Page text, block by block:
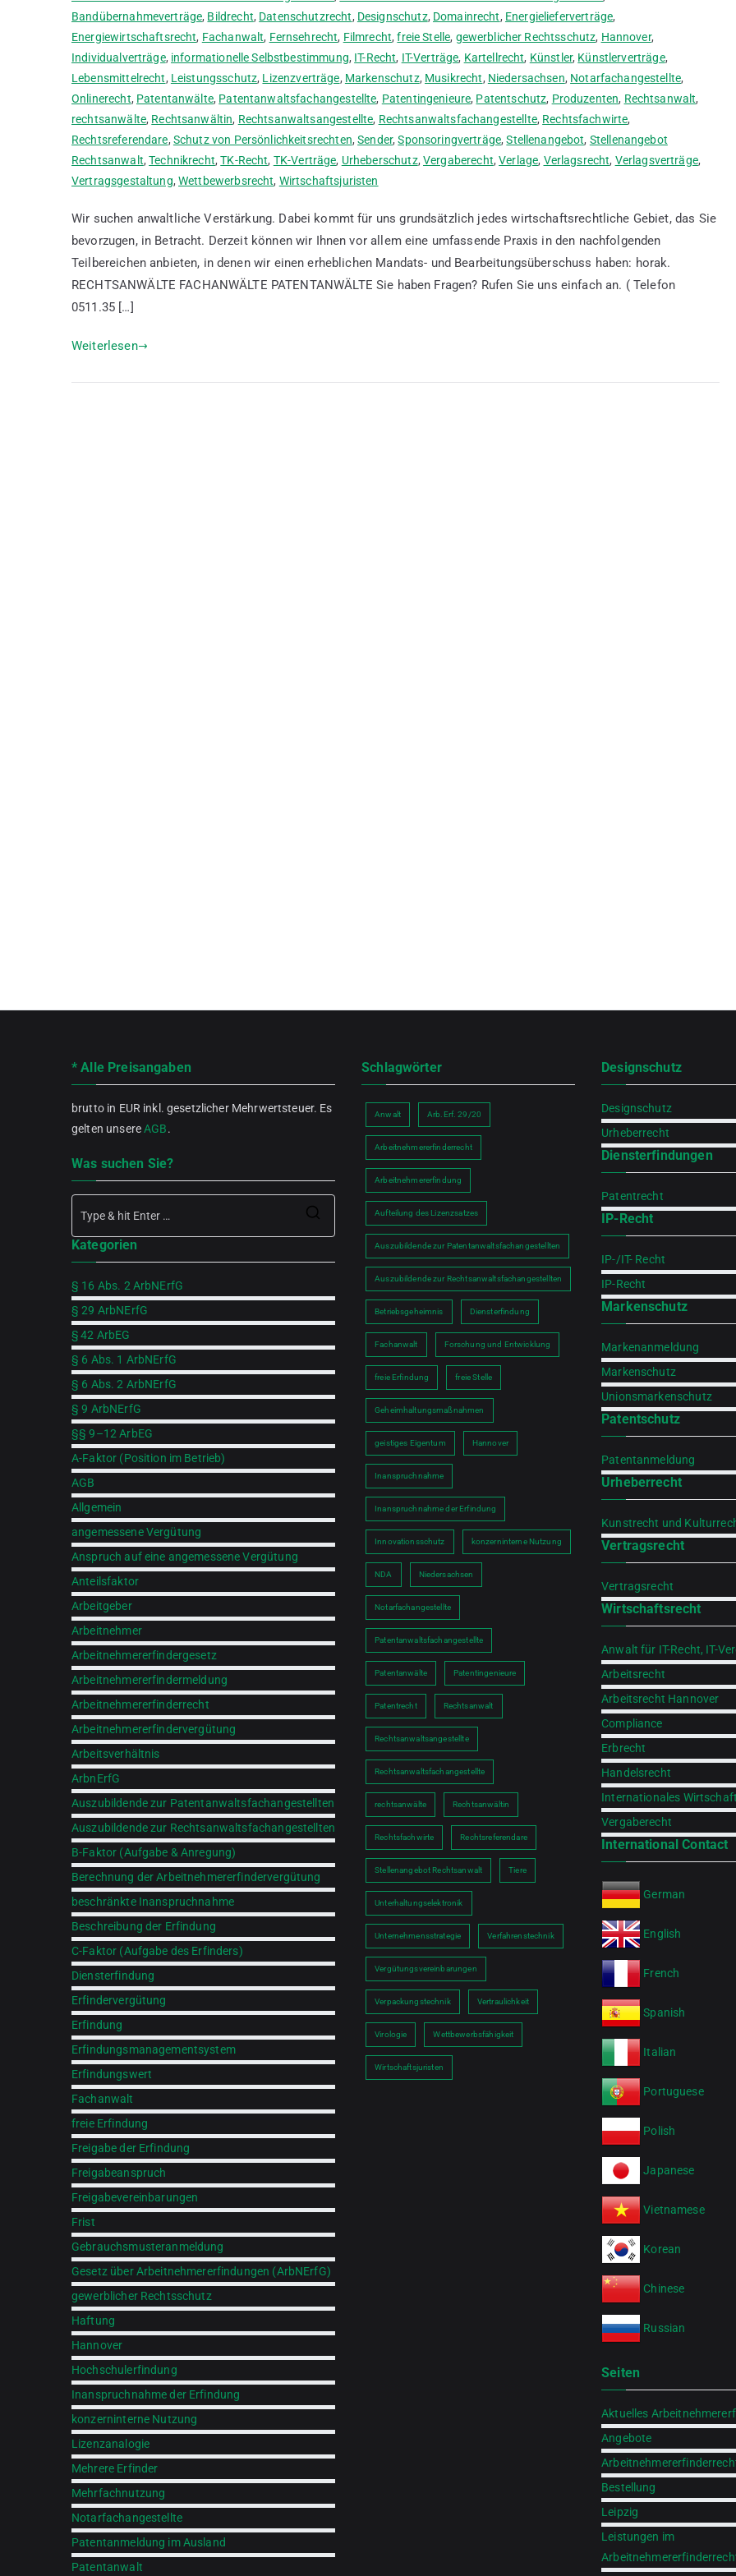
Bandübernahmeverträge, Bildrecht, Datenschutzrecht, Designschutz, Domainrecht, Energielieferverträge,
Energiewirtschaftsrecht, Fachanwalt, Fernsehrecht, Filmrecht,freie Stelle, gewerblicher Rechtsschutz, Hannover,
Individualverträge, informationelle Selbstbestimmung, IT-Recht, IT-Verträge, Kartellrecht, Künstler, Künstlerverträge,
Lebensmittelrecht, Leistungsschutz, Lizenzverträge, Markenschutz, Musikrecht, Niedersachsen, Notarfachangestellte,
Onlinerecht, Patentanwälte, Patentanwaltsfachangestellte, Patentingenieure, Patentschutz, Produzenten, Rechtsanwalt,
rechtsanwälte, Rechtsanwältin, Rechtsanwaltsangestellte, Rechtsanwaltsfachangestellte, Rechtsfachwirte,
Rechtsreferendare, Schutz von Persönlichkeitsrechten,Sender,Sponsoringverträge,Stellenangebot, Stellenangebot
Rechtsanwalt,Technikrecht,TK-Recht, TK-Verträge, Urheberschutz, Vergaberecht,Verlage, Verlagsrecht, Verlagsverträge,
Vertragsgestaltung,Wettbewerbsrecht, Wirtschaftsjuristen
Wir suchen anwaltliche Verstärkung. Dabei kommt für uns grundsätzlich jedes wirtschaftsrechtliche Gebiet, das Sie
bevorzugen, in Betracht. Derzeit können wir Ihnen vor allem eine umfassende Praxis in den nachfolgenden
Teilbereichen anbieten, in denen wir einen erheblichen Mandats- und Bearbeitungsüberschuss haben: horak.
RECHTSANWÄLTE FACHANWÄLTE PATENTANWÄLTE Sie haben Fragen? Rufen Sie uns einfach an. ( Telefon
0511.35 […]
Weiterlesen
* Alle Preisangaben
brutto in EUR inkl. gesetzlicher Mehrwertsteuer. Es
gelten unsereAGB.
Was suchen Sie?
Search
Kategorien
§ 16 Abs. 2 ArbNErfG
§ 29 ArbNErfG
§ 42 ArbEG
§ 6 Abs. 1 ArbNErfG
§ 6 Abs. 2 ArbNErfG
§ 9 ArbNErfG
§§ 9–12 ArbEG
A-Faktor (Position im Betrieb)
AGB
Allgemein
angemessene Vergütung
Anspruch auf eine angemessene Vergütung
Anteilsfaktor
Arbeitgeber
Arbeitnehmer
Arbeitnehmererfindergesetz
Arbeitnehmererfindermeldung
Arbeitnehmererfinderrecht
Arbeitnehmererfindervergütung
Arbeitsverhältnis
ArbnErfG
Auszubildende zur Patentanwaltsfachangestellten
Auszubildende zur Rechtsanwaltsfachangestellten
B-Faktor (Aufgabe & Anregung)
Berechnung der Arbeitnehmererfindervergütung
beschränkte Inanspruchnahme
Beschreibung der Erfindung
C-Faktor (Aufgabe des Erfinders)
Diensterfindung
Erfindervergütung
Erfindung
Erfindungsmanagementsystem
Erfindungswert
Fachanwalt
freie Erfindung
Freigabe der Erfindung
Freigabeanspruch
Freigabevereinbarungen
Frist
Gebrauchsmusteranmeldung
Gesetz über Arbeitnehmererfindungen (ArbNErfG)
gewerblicher Rechtsschutz
Haftung
Hannover
Hochschulerfindung
Inanspruchnahme der Erfindung
konzerninterne Nutzung
Lizenzanalogie
Mehrere Erfinder
Mehrfachnutzung
Notarfachangestellte
Patentanmeldung im Ausland
Patentanwalt
Schlagwörter
Anwalt Arb.Erf. 29/20
Arbeitnehmererfinderrecht
Arbeitnehmererfindung
Aufteilung des Lizenzsatzes
Auszubildende zur Patentanwaltsfachangestellten
Auszubildende zur Rechtsanwaltsfachangestellten
Betriebsgeheimnis Diensterfindung
Fachanwalt Forschung und Entwicklung
freie Erfindung freie Stelle
Geheimhaltungsmaßnahmen
geistiges Eigentum Hannover
Inanspruchnahme
Inanspruchnahme der Erfindung
Innovationsschutz konzerninterne Nutzung
NDA Niedersachsen
Notarfachangestellte
Patentanwaltsfachangestellte
Patentanwälte Patentingenieure
Patentrecht Rechtsanwalt
Rechtsanwaltsangestellte
Rechtsanwaltsfachangestellte
rechtsanwälte Rechtsanwältin
Rechtsfachwirte Rechtsreferendare
Stellenangebot Rechtsanwalt Tiere
Unterhaltungselektronik
Unternehmensstrategie Verfahrenstechnik
Vergütungsvereinbarungen
Verpackungstechnik Vertraulichkeit
Virologie Wettbewerbsfähigkeit
Wirtschaftsjuristen
Designschutz
Designschutz
Urheberrecht
Diensterfindungen
Patentrecht
IP-Recht
IP-/IT- Recht
IP-Recht
Markenschutz
Markenanmeldung
Markenschutz
Unionsmarkenschutz
Patentschutz
Patentanmeldung
Urheberrecht
Kunstrecht und
Vertragsrecht
Vertragsrecht
Wirtschaftsrecht
Anwalt für IT-Recht, IT-
Arbeitsrecht
Arbeitsrecht Hannover
Compliance
Erbrecht
Handelsrecht
Internationales
Vergaberecht
International Contact
German
English
French
Spanish
Italian
Portuguese
Polish
Japanese
Vietnamese
Korean
Chinese
Russian
Seiten
Aktuelles
Angebote
Bestellung
Leipzig
Leistungen im